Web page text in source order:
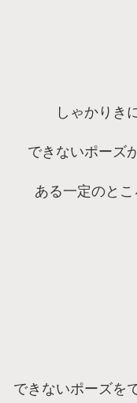
しゃかりき
できないポーズ
ある一定のとこ
できないポーズを